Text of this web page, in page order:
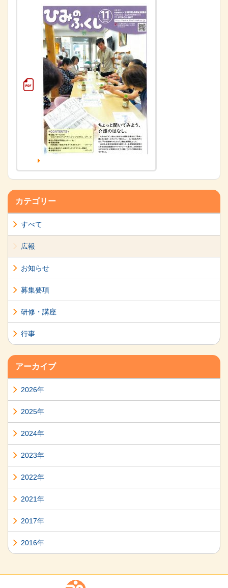
カテゴリー
すべて
広報
お知らせ
募集要項
研修・講座
行事
アーカイブ
2026年
2025年
2024年
2023年
2022年
2021年
2017年
2016年